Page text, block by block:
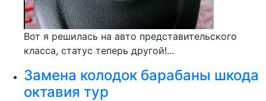
Вот я решилась на авто представительского
класса, статус теперь другой!...
Замена колодок барабаны шкода
октавия тур